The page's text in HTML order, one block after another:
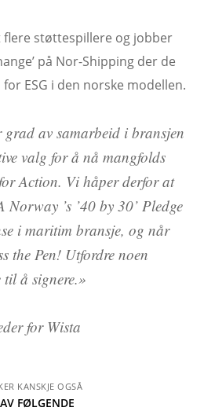
støttespillere og jobber
på Nor-Shipping der de
ESG i den norske modellen.
av samarbeid i bransjen
valg for å nå mangfolds
Action. Vi håper derfor at
Norway ’s ’40 by 30’ Pledge
i maritim bransje, og når
the Pen! Utfordre noen
til å signere.»
for Wista
KANSKJE OGSÅ
FØLGENDE